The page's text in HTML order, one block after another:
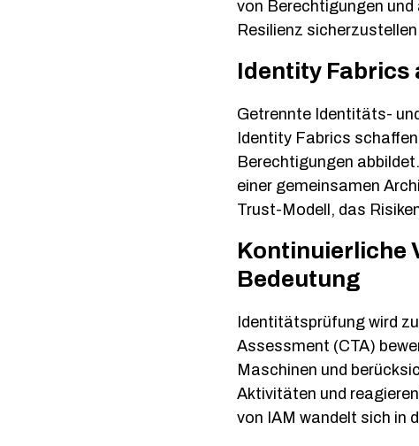
von Berechtigungen
Resilienz
Identity Fabrics
Getrennte Identitäts-
Identity Fabrics
Berechtigungen
einer gemeinsamen
Trust-Modell, das
Kontinuierliche
Bedeutung
Identitätsprüfung wird
Assessment (CTA)
Maschinen und
Aktivitäten und
von IAM wandelt sich in